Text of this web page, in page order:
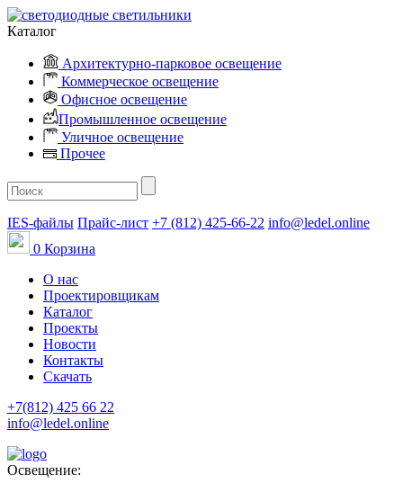
Каталог
Архитектурно-парковое освещение
Коммерческое освещение
Офисное освещение
Промышленное освещение
Уличное освещение
Прочее
IES-файлы Прайс-лист +7 (812) 425-66-22 info@ledel.online
0 Корзина
О нас
Проектировщикам
Каталог
Проекты
Новости
Контакты
Скачать
+7(812) 425 66 22
info@ledel.online
Освещение: